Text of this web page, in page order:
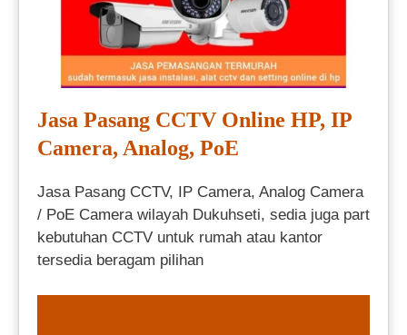
Jasa Pasang CCTV Online HP, IP
Camera, Analog, PoE
Jasa Pasang CCTV, IP Camera, Analog Camera
/ PoE Camera wilayah Dukuhseti, sedia juga part
kebutuhan CCTV untuk rumah atau kantor
tersedia beragam pilihan